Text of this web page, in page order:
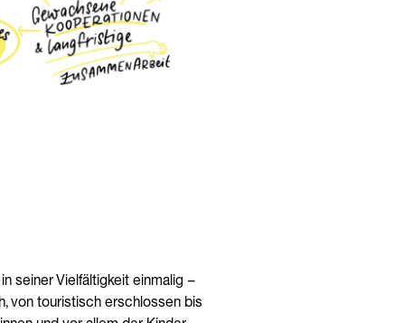
seiner Vielfältigkeit einmalig –
von touristisch erschlossen bis